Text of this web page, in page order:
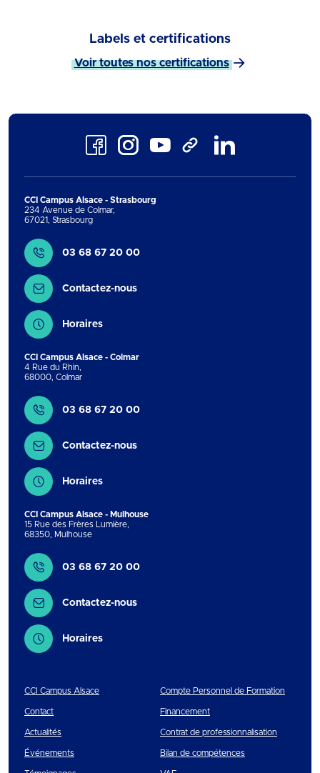
Labels et certifications
Voir toutes nos certifications
FacebookInstagramYoutube TikTok
CCI Campus Alsace - Strasbourg
234 Avenue de Colmar,
67021, Strasbourg
Contact
03 68 67 20 00
Contactez-nous
Horaires
CCI Campus Alsace - Colmar
4 Rue du Rhin,
68000, Colmar
Contact
03 68 67 20 00
Contactez-nous
Horaires
CCI Campus Alsace - Mulhouse
15 Rue des Frères Lumière,
68350, Mulhouse
Contact
03 68 67 20 00
Contactez-nous
Horaires
CCI Campus Alsace
Contact
Actualités
Événements
Compte Personnel de Formation
Financement
Contrat de professionnalisation
Bilan de compétences